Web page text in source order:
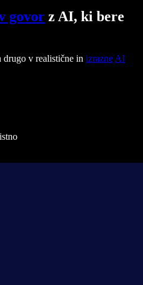
govor z AI, ki bere
v realistične in izrazne AI